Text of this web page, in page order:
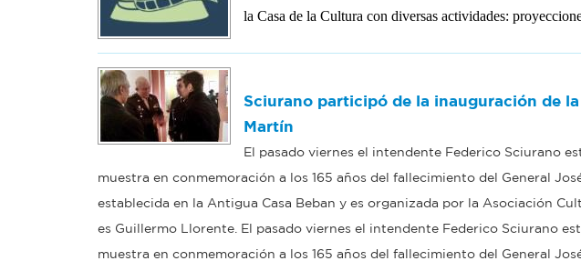
la Casa de la Cultura con diversas actividades:
Sciurano participó de la inauguración de
Martín
El pasado viernes el intendente Federico Sciurano
muestra en conmemoración a los 165 años del fallecimiento del General
establecida en la Antigua Casa Beban y es organizada por la Asociación
es Guillermo Llorente. El pasado viernes el intendente Federico Sciurano
muestra en conmemoración a los 165 años del fallecimiento del General